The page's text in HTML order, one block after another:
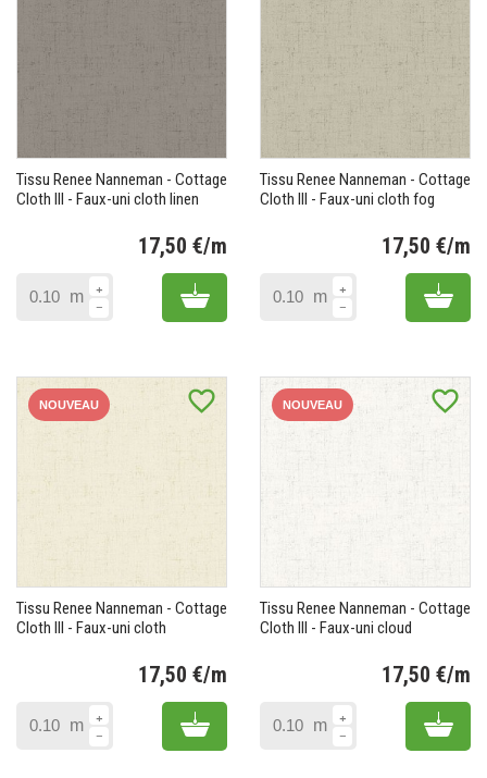
Tissu Renee Nanneman - Cottage
Cloth III - Faux-uni cloth linen
17,50 €/m
m Add to cart
Tissu Renee Nanneman - Cottage
Cloth III - Faux-uni cloth fog
17,50 €/m
m Add
favorite_border
NOUVEAU
Tissu Renee Nanneman - Cottage
Cloth III - Faux-uni cloth
17,50 €/m
m Add to cart
favorite_border
NOUVEAU
Tissu Renee Nanneman - Cottage
Cloth III - Faux-uni cloud
17,50 €/m
m Add